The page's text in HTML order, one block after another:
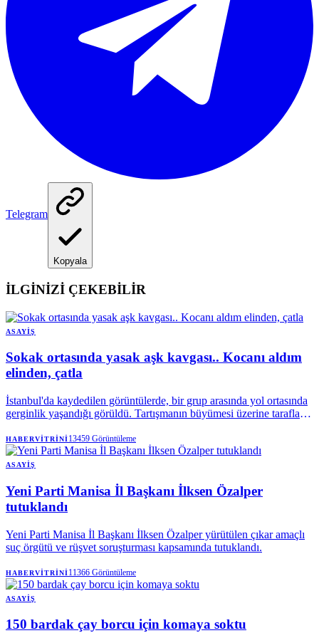
Telegram
Kopyala
İLGİNİZİ ÇEKEBİLİR
ASAYIŞ
Sokak ortasında yasak aşk kavgası.. Kocanı aldım
elinden, çatla
İstanbul'da kaydedilen görüntülerde, bir grup arasında yol ortasında
gerginlik yaşandığı görüldü. Tartışmanın büyümesi üzerine taraflar
etmeye çalıştı.
HABERVITRINI13459 Görüntüleme
ASAYIŞ
Yeni Parti Manisa İl Başkanı İlksen Özalper
tutuklandı
Yeni Parti Manisa İl Başkanı İlksen Özalper yürütülen çıkar amaçlı
suç örgütü ve rüşvet soruşturması kapsamında tutuklandı.
HABERVITRINI11366 Görüntüleme
ASAYIŞ
150 bardak çay borcu için komaya soktu